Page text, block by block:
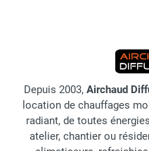
Depuis 2003, Airchaud
location de chauffages
radiant, de toutes
atelier, chantier ou